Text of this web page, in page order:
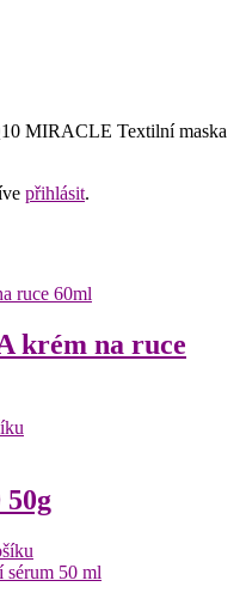
MIRACLE Textilní maska
přihlásit.
krém na ruce